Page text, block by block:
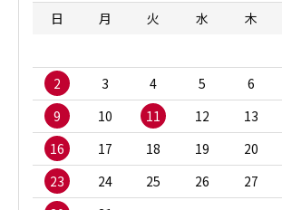
日
月 火 水 木
2
3 4 5 6
9
10 11 12 13
16
17 18 19 20
23
24 25 26 27